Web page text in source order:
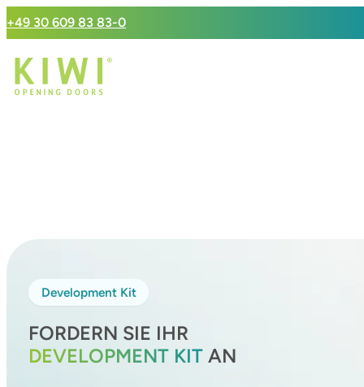
+49 30 609 83 83-0
Development Kit
FORDERN SIE IHR
DEVELOPMENT KIT AN